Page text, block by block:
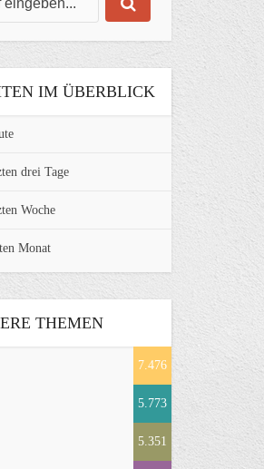
IM ÜBERBLICK
drei Tage
Woche
Monat
THEMEN
7.476
5.773
5.351